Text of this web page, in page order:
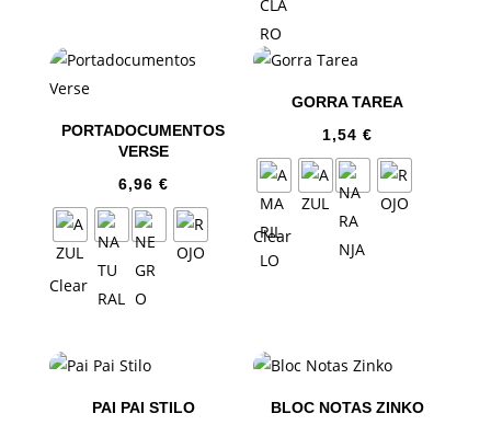
PORTADOCUMENTOS
VERSE
6,96 €
Clear
GORRA TAREA
1,54€
Clear
PAI PAI STILO
BLOC NOTAS ZINKO